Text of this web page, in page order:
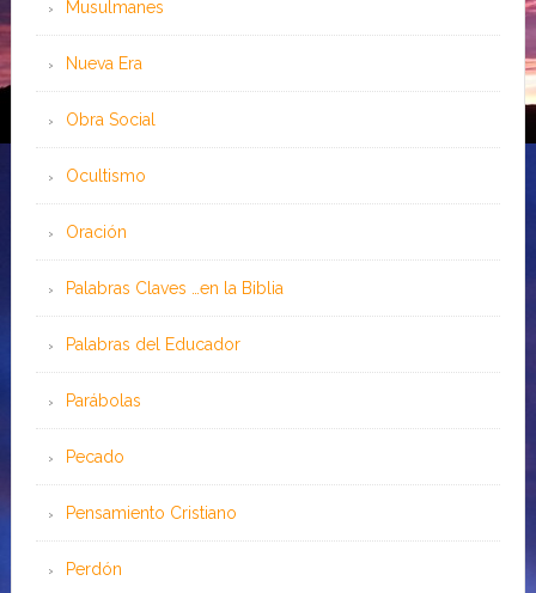
Musulmanes
Nueva Era
Obra Social
Ocultismo
Oración
Palabras Claves …en la Biblia
Palabras del Educador
Parábolas
Pecado
Pensamiento Cristiano
Perdón